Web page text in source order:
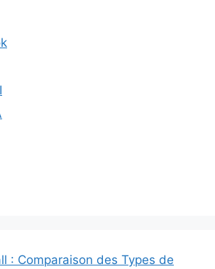
: Comparaison des Types de